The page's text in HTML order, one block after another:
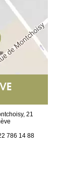
21
786 14 88